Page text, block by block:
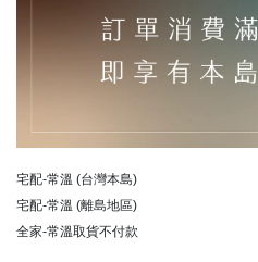
宅配-常溫 (台灣本島)
宅配-常溫 (離島地區)
全家-常溫取貨不付款